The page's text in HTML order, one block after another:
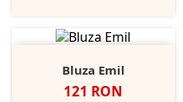
Bluza Emil
Pret
121 RON